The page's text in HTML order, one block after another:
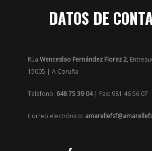
DATOS DE
Rúa Wenceslao Fernández Florez 2,
15005 | A Coruña
Teléfono: 648 75 39 04| Fax: 981 46 56 07
Correo electrónico: